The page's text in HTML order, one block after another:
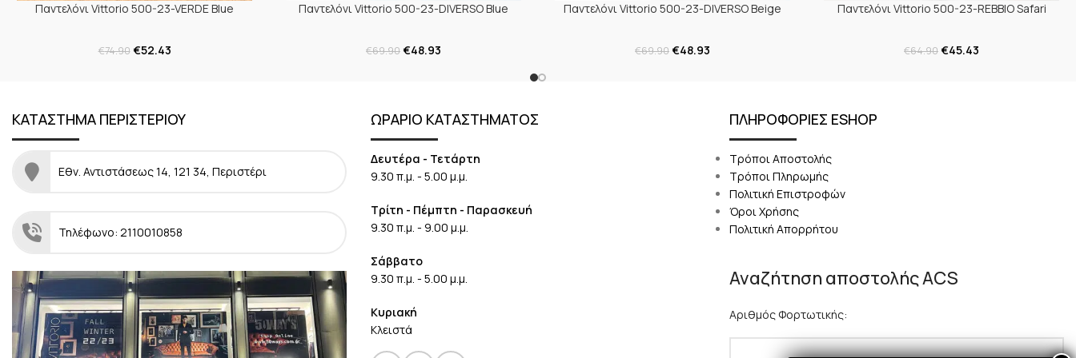
Παντελόνι Vittorio 500-23-VERDE Blue
€74.90 €52.43
Παντελόνι Vittorio 500-23-DIVERSO Blue
€69.90€48.93
Παντελόνι Vittorio 500-23-DIVERSO Beige
€69.90€48.93
Παντελόνι Vittorio 500-23-REBBIO Safari
€64.90€45.43
ΚΑΤΑΣΤΗΜΑ ΠΕΡΙΣΤΕΡΙΟΥ
Εθν. Αντιστάσεως 14, 121 34, Περιστέρι
Τηλέφωνο: 2110010858
ΩΡΑΡΙΟ ΚΑΤΑΣΤΗΜΑΤΟΣ
Δευτέρα - Τετάρτη
9.30 π.μ. - 5.00 μ.μ.
Τρίτη - Πέμπτη - Παρασκευή
9.30 π.μ. - 9.00 μ.μ.
Σάββατο
9.30 π.μ. - 5.00 μ.μ.
Κυριακή
Κλειστά
ΠΛΗΡΟΦΟΡΙΕΣ ESHOP
Τρόποι Αποστολής
Τρόποι Πληρωμής
Πολιτική Επιστροφών
Όροι Χρήσης
Πολιτική Απορρήτου
Αναζήτηση αποστολής ACS
Αριθμός Φορτωτικής: